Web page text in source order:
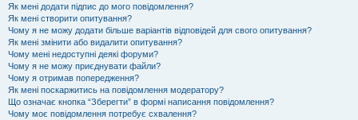
Як мені додати підпис до мого повідомлення?
Як мені створити опитування?
Чому я не можу додати більше варіантів відповідей для свого опитування?
Як мені змінити або видалити опитування?
Чому мені недоступні деякі форуми?
Чому я не можу приєднувати файли?
Чому я отримав попередження?
Як мені поскаржитись на повідомлення модератору?
Що означає кнопка “Зберегти” в формі написання повідомлення?
Чому моє повідомлення потребує схвалення?